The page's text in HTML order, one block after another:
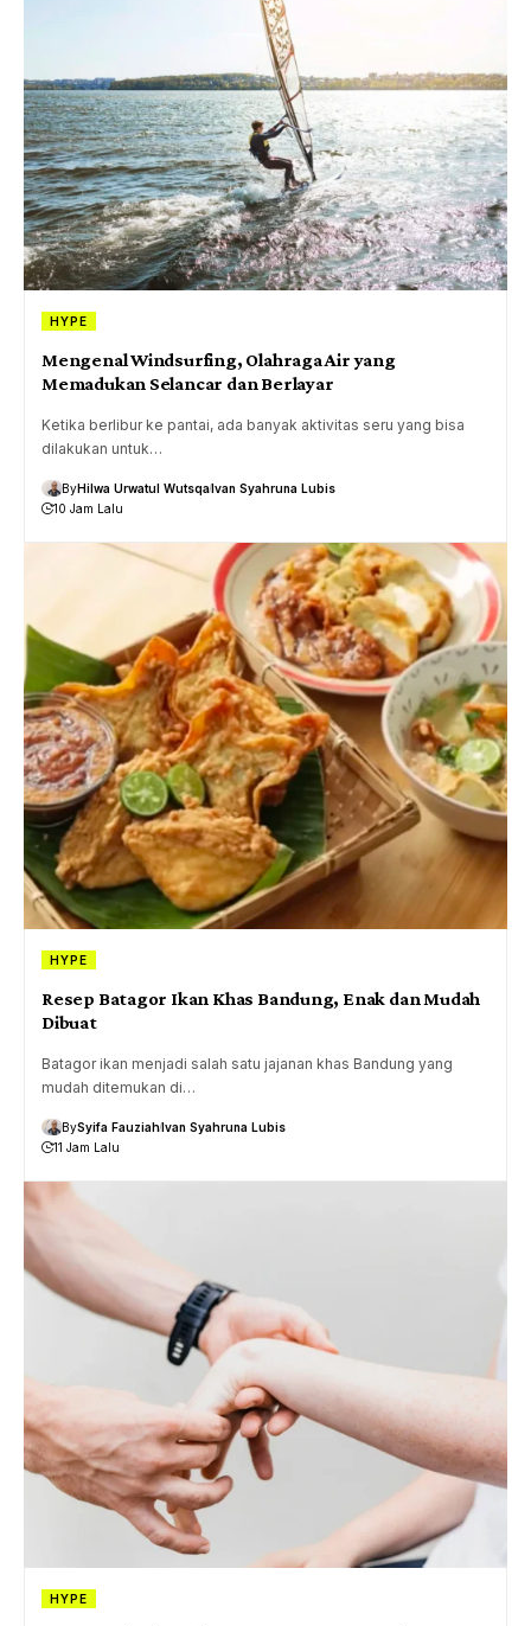
HYPE
Mengenal Windsurfing, Olahraga Air yang
Memadukan Selancar dan Berlayar
Ketika berlibur ke pantai, ada banyak aktivitas seru yang bisa
dilakukan untuk…
ByHilwa Urwatul WutsqaIvan Syahruna Lubis
10 Jam Lalu
HYPE
Resep Batagor Ikan Khas Bandung, Enak dan Mudah
Dibuat
Batagor ikan menjadi salah satu jajanan khas Bandung yang
mudah ditemukan di…
BySyifa FauziahIvan Syahruna Lubis
11 Jam Lalu
HYPE